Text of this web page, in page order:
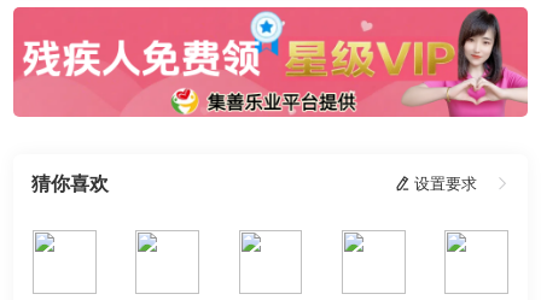
猜你喜欢  设置要求 